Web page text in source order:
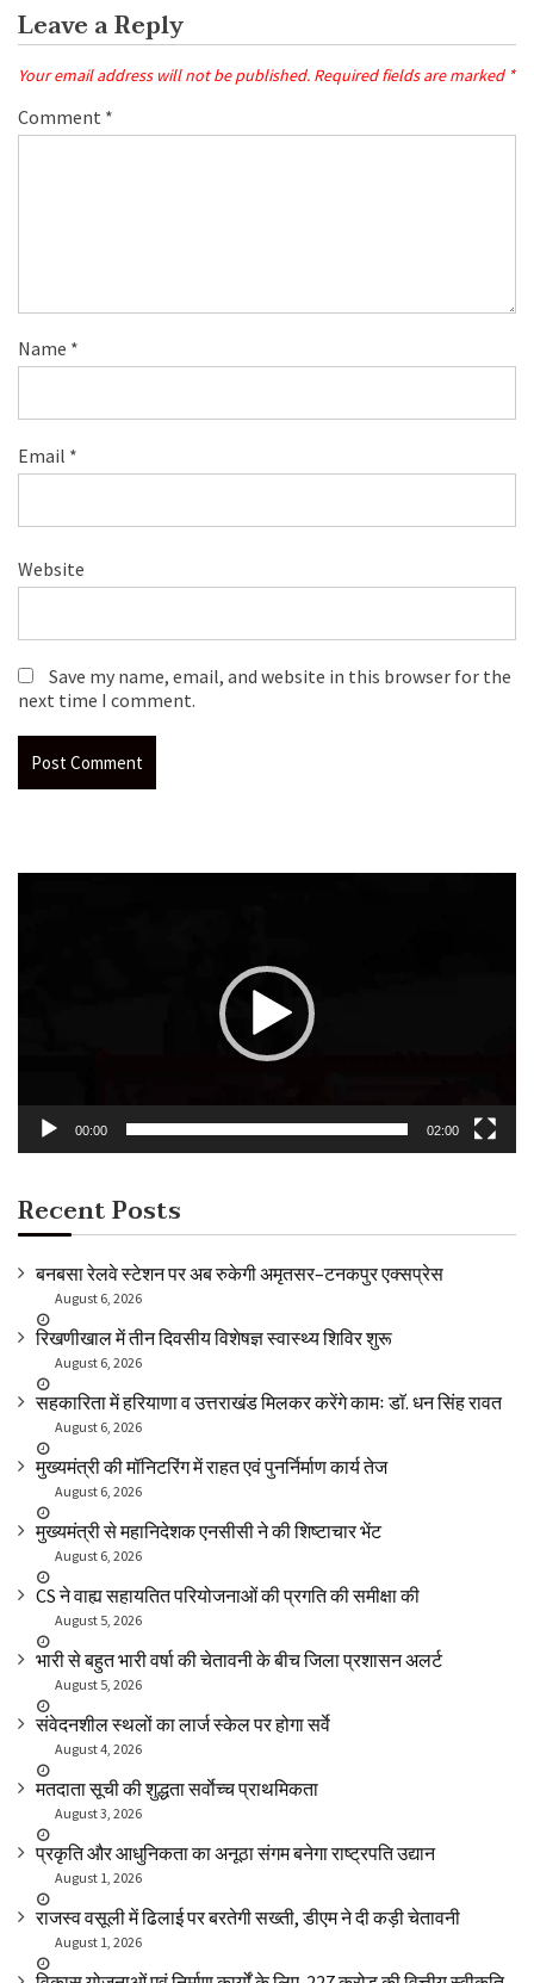
Leave a Reply
Your email address will not be published. Required fields are marked *
Comment *
Name *
Email *
Website
Save my name, email, and website in this browser for the
next time I comment.
00:00 02:00
Recent Posts
बनबसा रेलवे स्टेशन पर अब रुकेगी अमृतसर–टनकपुर एक्सप्रेस
August 6, 2026
रिखणीखाल में तीन दिवसीय विशेषज्ञ स्वास्थ्य शिविर शुरू
August 6, 2026
सहकारिता में हरियाणा व उत्तराखंड मिलकर करेंगे कामः डाॅ. धन सिंह रावत
August 6, 2026
मुख्यमंत्री की मॉनिटरिंग में राहत एवं पुनर्निर्माण कार्य तेज
August 6, 2026
मुख्यमंत्री से महानिदेशक एनसीसी ने की शिष्टाचार भेंट
August 6, 2026
CS ने वाह्य सहायतित परियोजनाओं की प्रगति की समीक्षा की
August 5, 2026
भारी से बहुत भारी वर्षा की चेतावनी के बीच जिला प्रशासन अलर्ट
August 5, 2026
संवेदनशील स्थलों का लार्ज स्केल पर होगा सर्वे
August 4, 2026
मतदाता सूची की शुद्धता सर्वाेच्च प्राथमिकता
August 3, 2026
प्रकृति और आधुनिकता का अनूठा संगम बनेगा राष्ट्रपति उद्यान
August 1, 2026
राजस्व वसूली में ढिलाई पर बरतेगी सख्ती, डीएम ने दी कड़ी चेतावनी
August 1, 2026